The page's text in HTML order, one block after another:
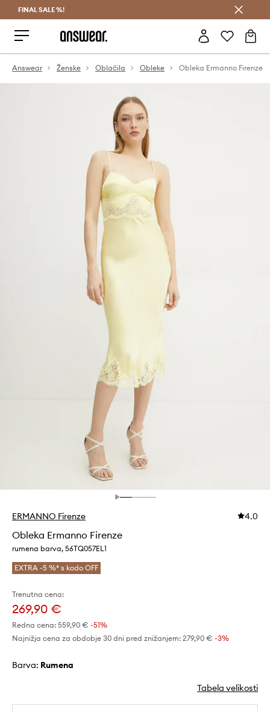
FINAL SALE %!
Answear Ženske Oblačila Obleke Obleka Ermanno Firenze
ERMANNO Firenze 4.0
Obleka Ermanno Firenze
rumena barva, 56TQ057EL1
EXTRA -5 %* s kodo OFF
Trenutna cena:
269,90 €
Redna cena: 559,90 € -51%
Najnižja cena za obdobje 30 dni pred znižanjem: 279,90 € -3%
Barva: rumena
Tabela velikosti